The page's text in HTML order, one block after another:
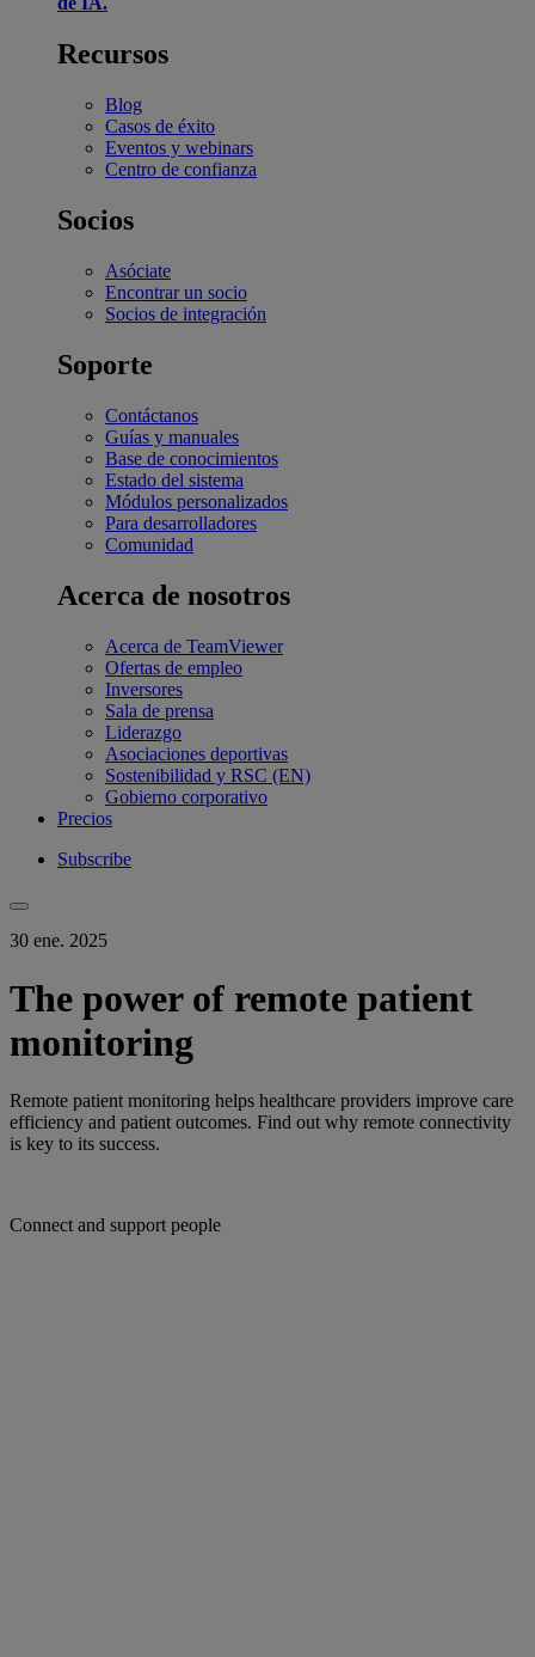
Recursos
Blog
Casos de éxito
Eventos y webinars
Centro de confianza
Socios
Asóciate
Encontrar un socio
Socios de integración
Soporte
Contáctanos
Guías y manuales
Base de conocimientos
Estado del sistema
Módulos personalizados
Para desarrolladores
Comunidad
Acerca de nosotros
Acerca de TeamViewer
Ofertas de empleo
Inversores
Sala de prensa
Liderazgo
Asociaciones deportivas
Sostenibilidad y RSC (EN)
Gobierno corporativo
Precios
Subscribe
30 ene. 2025
The power of remote patient
monitoring
Remote patient monitoring helps healthcare providers improve care
efficiency and patient outcomes. Find out why remote connectivity
is key to its success.
Connect and support people